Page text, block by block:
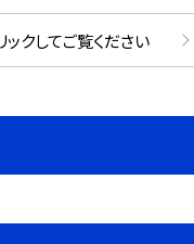
クしてご覧ください